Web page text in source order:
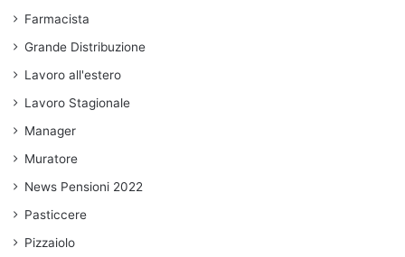
Farmacista
Grande Distribuzione
Lavoro all'estero
Lavoro Stagionale
Manager
Muratore
News Pensioni 2022
Pasticcere
Pizzaiolo